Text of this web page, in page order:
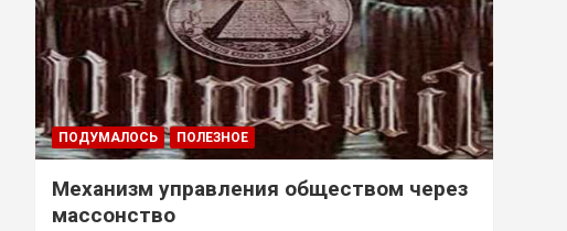
ПОДУМАЛОСЬ ПОЛЕЗНОЕ
Механизм управления обществом через
массонство